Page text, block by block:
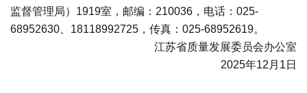
监督管理局）1919室，邮编：210036，电话：025-
68952630、18118992725，传真：025-68952619。
江苏省质量发展委员会办公室
2025年12月1日